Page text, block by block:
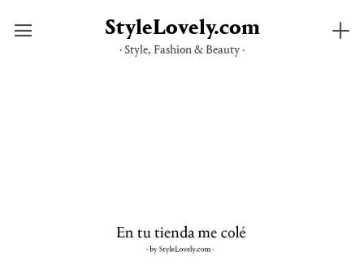
StyleLovely.com
· Style, Fashion & Beauty ·